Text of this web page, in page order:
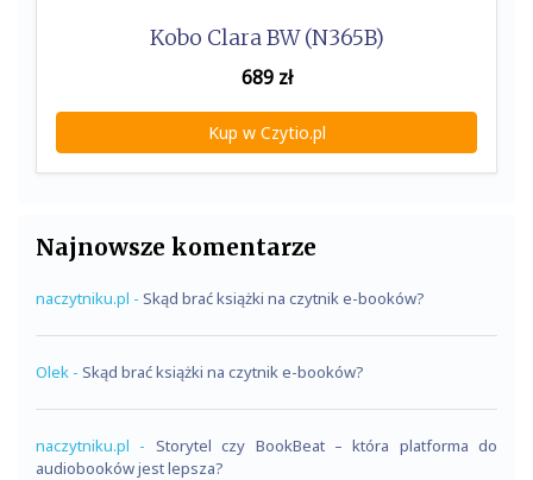
Kobo Clara BW (N365B)
689zł
Kup w Czytio.pl
Najnowsze komentarze
naczytniku.pl - Skąd brać książki na czytnik e-booków?
Olek - Skąd brać książki na czytnik e-booków?
naczytniku.pl - Storytel czy BookBeat – która platforma do
audiobooków jest lepsza?